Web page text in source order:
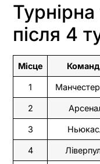
після 4
Місце
1 Манчестер
2
3
4